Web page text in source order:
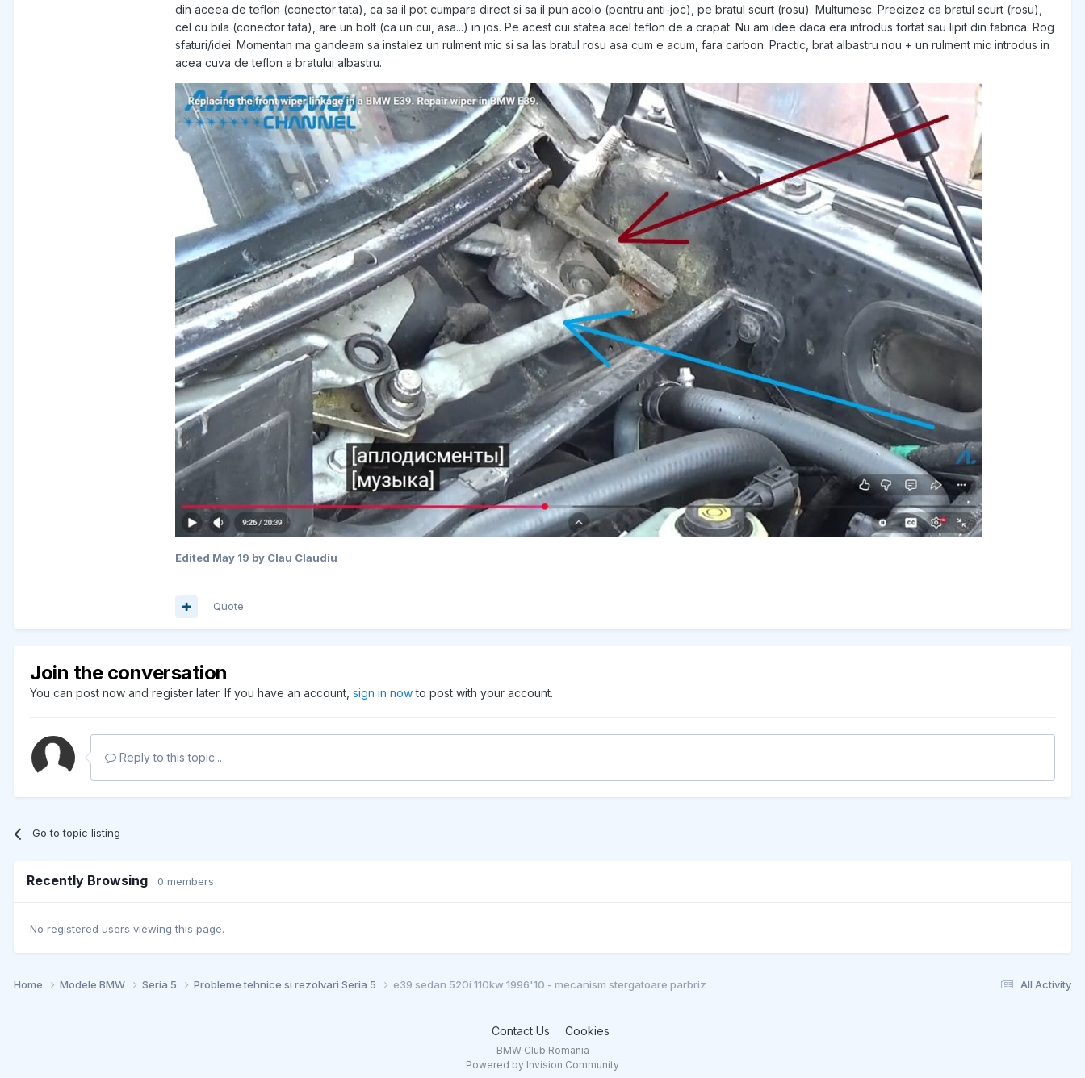
din aceea de teflon (conector tata), ca sa il pot cumpara direct si sa il pun acolo (pentru anti-joc), pe bratul scurt (rosu). Multumesc. Precizez ca bratul scurt (rosu),
cel cu bila (conector tata), are un bolt (ca un cui, asa...) in jos. Pe acest cui statea acel teflon de a crapat. Nu am idee daca era introdus fortat sau lipit din fabrica. Rog
sfaturi/idei. Momentan ma gandeam sa instalez un rulment mic si sa las bratul rosu asa cum e acum, fara carbon. Practic, brat albastru nou + un rulment mic introdus in
acea cuva de teflon a bratului albastru.
Edited May 19 by Clau Claudiu
Quote
Join the conversation
You can post now and register later. If you have an account, sign in nowto post with your account.
Reply to this topic...
Go to topic listing
Recently Browsing 0 members
No registered users viewing this page.
All Activity
Home Modele BMW Seria 5 Probleme tehnice si rezolvari Seria 5 e39 sedan 520i 110kw 1996'10 - mecanism stergatoare parbriz
Contact Us Cookies
BMW Club Romania
Powered by Invision Community